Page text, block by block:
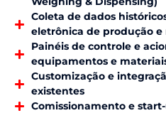
Coleta de dados
eletrônica de produção e
Painéis de controle e
equipamentos e
Customização e
existentes
Comissionamento e